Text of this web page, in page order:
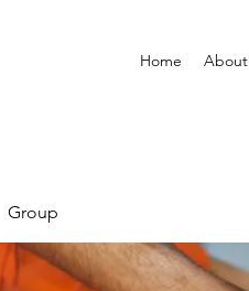
Home About
Group